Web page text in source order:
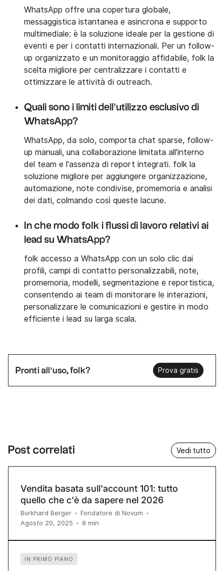
WhatsApp offre una copertura globale,
messaggistica istantanea e asincrona e supporto
multimediale: è la soluzione ideale per la gestione di
eventi e per i contatti internazionali. Per un follow-
up organizzato e un monitoraggio affidabile, folk la
scelta migliore per centralizzare i contatti e
ottimizzare le attività di outreach.
Quali sono i limiti dell'utilizzo esclusivo di
WhatsApp?
WhatsApp, da solo, comporta chat sparse, follow-
up manuali, una collaborazione limitata all'interno
del team e l'assenza di report integrati. folk la
soluzione migliore per aggiungere organizzazione,
automazione, note condivise, promemoria e analisi
dei dati, colmando così queste lacune.
In che modo folk i flussi di lavoro relativi ai
lead su WhatsApp?
folk accesso a WhatsApp con un solo clic dai
profili, campi di contatto personalizzabili, note,
promemoria, modelli, segmentazione e reportistica,
consentendo ai team di monitorare le interazioni,
personalizzare le comunicazioni e gestire in modo
efficiente i lead su larga scala.
Pronti all'uso, folk? Prova gratis
Post correlati Vedi tutto
Vendita basata sull'account 101: tutto
quello che c'è da sapere nel 2026
Burkhard Berger • Fondatore di Novum •
Agosto 20, 2025 • 8 min
IN PRIMO PIANO